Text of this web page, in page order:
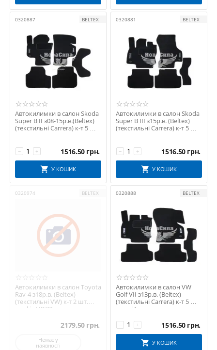
0320887 BELTEX
Автокилимки в салон Skoda
Super B II з08-15р.в.(Beltex)
(текстильні Carrera) к-т 5 шт.
+
− 1516.50 грн.
У КОШИК
0320881 BELTEX
Автокилимки в салон Skoda
Super B III з15р.в. (Beltex)
(текстильні Carrera) к-т 5 шт.
+
− 1516.50 грн.
У КОШИК
0320974 BELTEX
Автокилимки в салон Toyota
Rav-4 з18р.в. (Beltex)
(текстильні VW) к-т 2 шт.
графіт (4870)
2179.50 грн.
Немає у
наявності
0320888 BELTEX
Автокилимки в салон VW
Golf VII з13р.в. (Beltex)
(текстильні Carrera) к-т 5 шт.
чорні (...
+
− 1516.50 грн.
У КОШИК